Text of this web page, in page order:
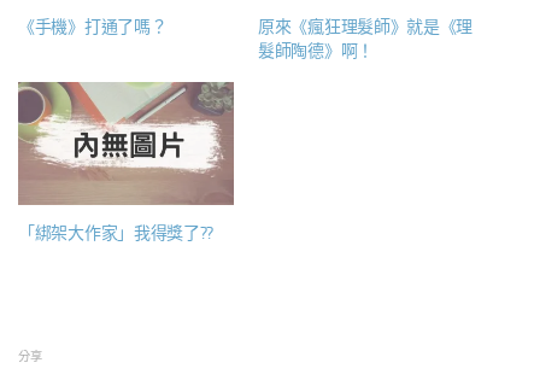
《手機》打通了嗎？
原來《瘋狂理髮師》就是《理
髮師陶德》啊！
「綁架大作家」我得獎了??
分享